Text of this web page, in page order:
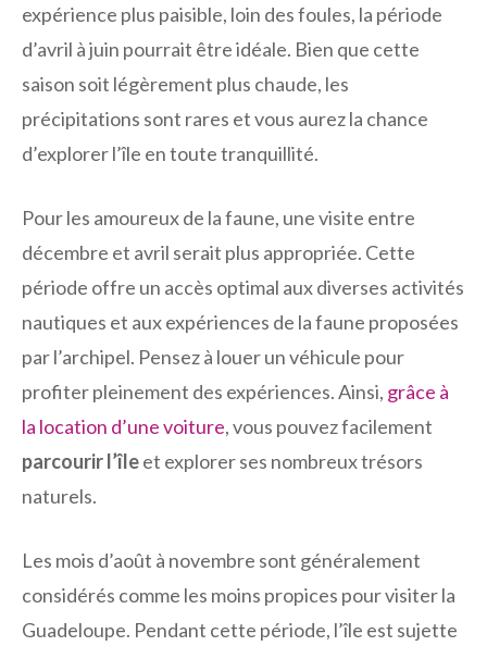
expérience plus paisible, loin des foules, la période
d’avril à juin pourrait être idéale. Bien que cette
saison soit légèrement plus chaude, les
précipitations sont rares et vous aurez la chance
d’explorer l’île en toute tranquillité.
Pour les amoureux de la faune, une visite entre
décembre et avril serait plus appropriée. Cette
période offre un accès optimal aux diverses activités
nautiques et aux expériences de la faune proposées
par l’archipel. Pensez à louer un véhicule pour
profiter pleinement des expériences. Ainsi, grâce à
la location d’une voiture, vous pouvez facilement
parcourir l’îleet explorer ses nombreux trésors
naturels.
Les mois d’août à novembre sont généralement
considérés comme les moins propices pour visiter la
Guadeloupe. Pendant cette période, l’île est sujette